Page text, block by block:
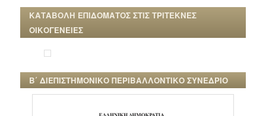
ΚΑΤΑΒΟΛΗ ΕΠΙΔΟΜΑΤΟΣ ΣΤΙΣ ΤΡΙΤΕΚΝΕΣ
ΟΙΚΟΓΕΝΕΙΕΣ
Β΄ ΔΙΕΠΙΣΤΗΜΟΝΙΚΟ ΠΕΡΙΒΑΛΛΟΝΤΙΚΟ ΣΥΝΕΔΡΙΟ